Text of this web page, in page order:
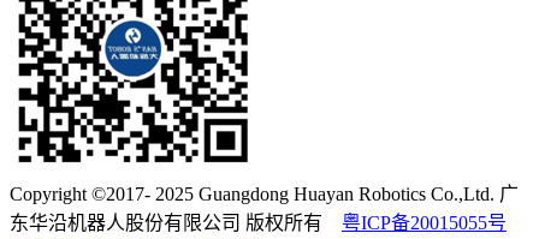
Copyright ©2017- 2025 Guangdong Huayan Robotics Co.,Ltd. 广
东华沿机器人股份有限公司 版权所有 粤ICP备20015055号